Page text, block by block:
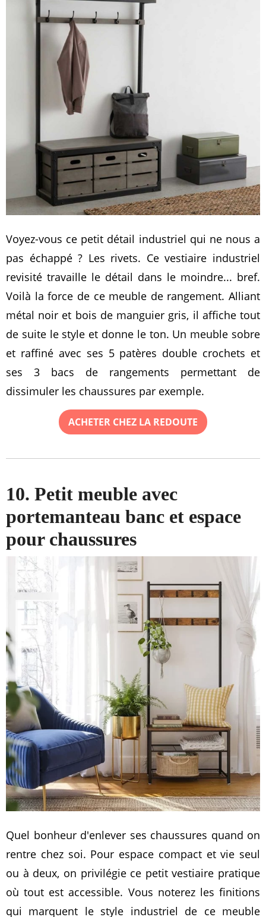
Voyez-vous ce petit détail industriel qui ne nous a
pas échappé ? Les rivets. Ce vestiaire industriel
revisité travaille le détail dans le moindre... bref.
Voilà la force de ce meuble de rangement. Alliant
métal noir et bois de manguier gris, il affiche tout
de suite le style et donne le ton. Un meuble sobre
et raffiné avec ses 5 patères double crochets et
ses 3 bacs de rangements permettant de
dissimuler les chaussures par exemple.
ACHETER CHEZ LA REDOUTE
10. Petit meuble avec
portemanteau banc et espace
pour chaussures
Quel bonheur d'enlever ses chaussures quand on
rentre chez soi. Pour espace compact et vie seul
ou à deux, on privilégie ce petit vestiaire pratique
où tout est accessible. Vous noterez les finitions
qui marquent le style industriel de ce meuble